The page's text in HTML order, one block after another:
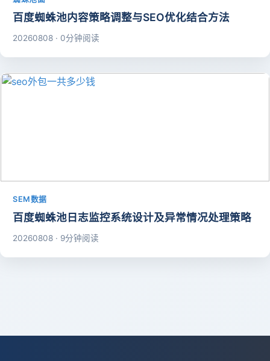
百度蜘蛛池内容策略调整与SEO优化结合方法
20260808 · 0分钟阅读
SEM数据
百度蜘蛛池日志监控系统设计及异常情况处理策略
20260808 · 9分钟阅读